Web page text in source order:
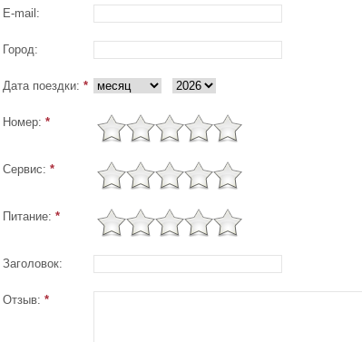
E-mail:
Город:
Дата поездки: *
Номер: *
Сервис: *
Питание: *
Заголовок:
Отзыв: *